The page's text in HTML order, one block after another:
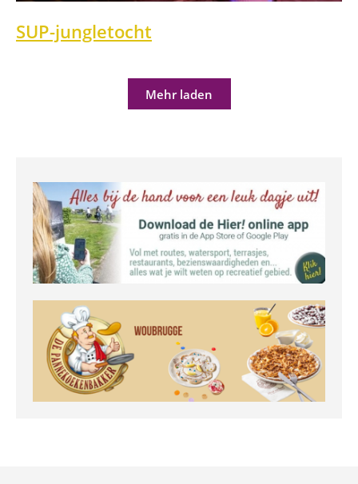
SUP-jungletocht
Mehr laden